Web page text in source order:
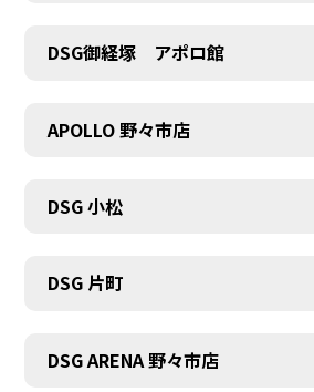
COMPANY
DSG御経塚 アポロ館
APOLLO 野々市店
DSG 小松
DSG 片町
DSG ARENA 野々市店